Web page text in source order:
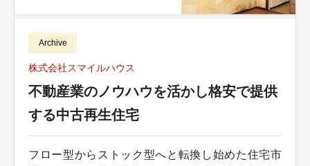
Archive
株式会社スマイルハウス
不動産業のノウハウを活かし格安で提供
する中古再生住宅
フロー型からストック型へと転換し始めた住宅市